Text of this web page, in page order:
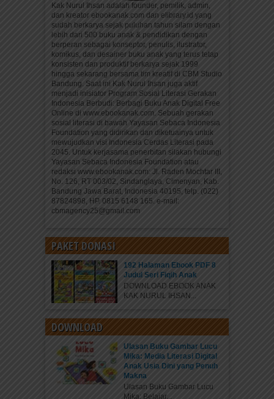
Kak Nurul Ihsan adalah founder, pemilik, admin,
dan kreator ebookanak.com dan elibrary.id yang
sudah berkarya sejak puluhan tahun silam dengan
lebih dari 500 buku anak & pendidikan dengan
berperan sebagai konseptor, penulis, ilustrator,
komikus, dan desainer buku anak yang terus tetap
konsisten dan produktif berkarya sejak 1999
hingga sekarang bersama tim kreatif di CBM Studio
Bandung. Saat ini Kak Nurul Ihsan juga aktif
menjadi inisiator Program Sosial Literasi Gerakan
Indonesia Berbudi: Berbagi Buku Anak Digital Free
Online di www.ebookanak.com. Sebuah gerakan
sosial literasi di bawah Yayasan Sebaca Indonesia
Foundation yang didirikan dan diketuainya untuk
mewujudkan visi Indonesia Cerdas Literasi pada
2045. Untuk kerjasama penerbitan silakan hubungi
Yayasan Sebaca Indonesia Foundation atau
redaksi www.ebookanak.com: Jl. Raden Mochtar III,
No. 126, RT 003/02, Sindanglaya, Cimenyan, Kab.
Bandung Jawa Barat, Indonesia 40195, telp. (022)
87824898, HP. 0815 6148 165. e-mail:
cbmagency25@gmail.com
PAKET DONASI
192 Halaman Ebook PDF 8
Judul Seri Fiqih Anak
DOWNLOAD EBOOK ANAK
KAK NURUL IHSAN...
DOWNLOAD
Ulasan Buku Gambar Lucu
Mika: Media Literasi Digital
Anak Usia Dini yang Penuh
Makna
Ulasan Buku Gambar Lucu
Mika: Belajar...